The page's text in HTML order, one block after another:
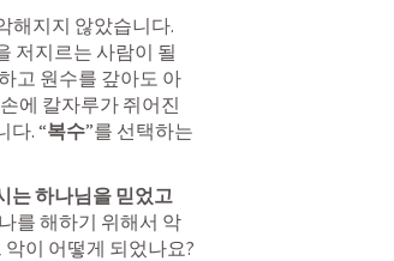
해지지 않았습니다.
저지르는 사람이 될
고 원수를 갚아도 아
에 칼자루가 쥐어진
다. “복수”를 선택하는
는 하나님을 믿었고
를 해하기 위해서 악
이 어떻게 되었나요?